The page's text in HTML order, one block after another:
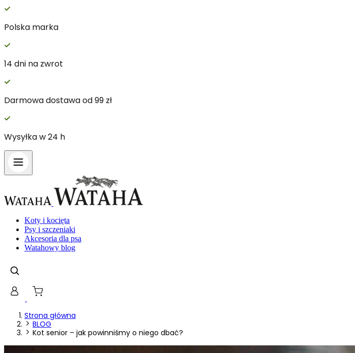
Polska marka
14 dni na zwrot
Darmowa dostawa od 99 zł
Wysyłka w 24 h
Koty i kocięta
Psy i szczeniaki
Akcesoria dla psa
Watahowy blog
Strona główna
BLOG
Kot senior – jak powinniśmy o niego dbać?